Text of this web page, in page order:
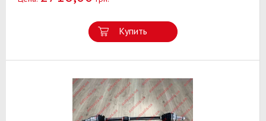
Купить